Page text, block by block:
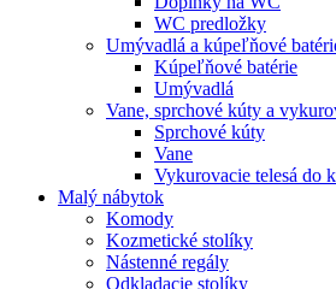
WC predložky
Umývadlá a kúpeľňové
Kúpeľňové batérie
Umývadlá
Vane, sprchové kúty a
Sprchové kúty
Vane
Vykurovacie telesá do
Malý nábytok
Komody
Kozmetické stolíky
Nástenné regály
Odkladacie stolíky